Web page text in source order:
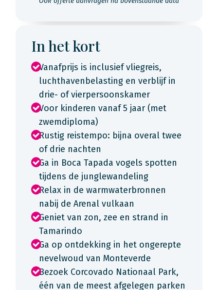
In het kort
Vanafprijs is inclusief vliegreis,
luchthavenbelasting en verblijf in
drie- of vierpersoonskamer
Voor kinderen vanaf 5 jaar (met
zwemdiploma)
Rustig reistempo: bijna overal twee
of drie nachten
Ga in Boca Tapada vogels spotten
tijdens de junglewandeling
Relax in de warmwaterbronnen
nabij de Arenal vulkaan
Geniet van zon, zee en strand in
Tamarindo
Ga op ontdekking in het ongerepte
nevelwoud van Monteverde
Bezoek Corcovado Nationaal Park,
één van de meest afgelegen parken